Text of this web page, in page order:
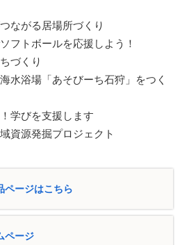
ながる居場所づくり
フトボールを応援しよう！
づくり
水浴場「あそびーち石狩」をつく
学びを支援します
資源発掘プロジェクト
ページはこちら
ページ